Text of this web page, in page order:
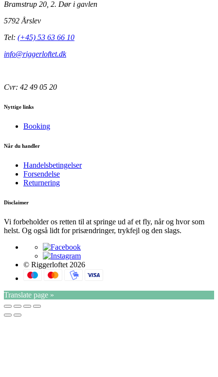
Bramstrup 20, 2. Dør i gavlen
5792 Årslev
Tel: (+45) 53 63 66 10
info@riggerloftet.dk
Cvr: 42 49 05 20
Nyttige links
Booking
Når du handler
Handelsbetingelser
Forsendelse
Returnering
Disclaimer
Vi forbeholder os retten til at springe ud af et fly, når og hvor som
helst. Og også lidt for prisændringer, trykfejl og den slags.
© Riggerloftet 2026
Translate page »